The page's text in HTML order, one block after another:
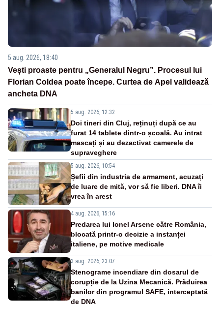
5 aug. 2026, 18:40
Vești proaste pentru „Generalul Negru”. Procesul lui
Florian Coldea poate începe. Curtea de Apel validează
ancheta DNA
5 aug. 2026, 12:32
Doi tineri din Cluj, reținuți după ce au
furat 14 tablete dintr-o școală. Au intrat
mascați și au dezactivat camerele de
supraveghere
5 aug. 2026, 10:54
Șefii din industria de armament, acuzați
de luare de mită, vor să fie liberi. DNA îi
vrea în arest
4 aug. 2026, 15:16
Predarea lui Ionel Arsene către România,
blocată printr-o decizie a instanței
italiene, pe motive medicale
3 aug. 2026, 23:07
Stenograme incendiare din dosarul de
corupție de la Uzina Mecanică. Prăduirea
banilor din programul SAFE, interceptată
de DNA